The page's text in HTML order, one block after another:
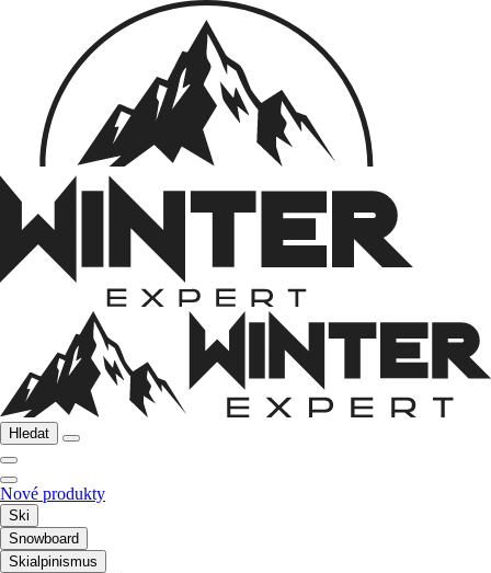
Hledat
Nové produkty
Ski
Snowboard
Skialpinismus